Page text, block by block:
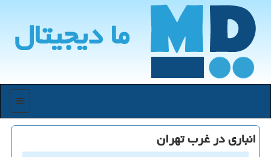
ما دیجیتال
منو
انباری در غرب تهران